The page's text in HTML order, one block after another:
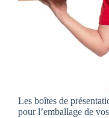
Les boîtes de
pour l’emballage de